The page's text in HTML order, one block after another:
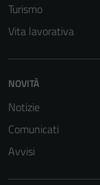
Turismo
Vita lavorativa
NOVITÀ
Notizie
Comunicati
Avvisi